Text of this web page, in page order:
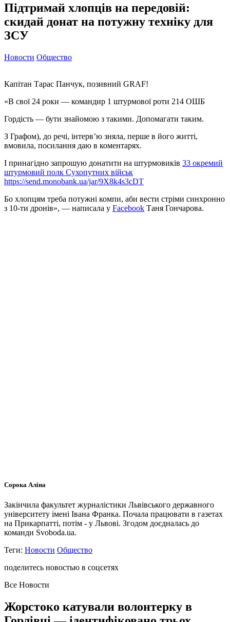
Підтримай хлопців на передовій:
скидай донат на потужну техніку для
ЗСУ
Новости Общество
Капітан Тарас Панчук, позивний GRAF!
«В свої 24 роки — командир 1 штурмової роти 214 ОШБ
Гордість — бути знайомою з такими. Допомагати таким.
З Графом), до речі, інтервʼю зняла, перше в його житті,
вмовила, посилання даю в коментарях.
І принагідно запрошую донатити на штурмовиків 33 окремий
штурмовий полк Сухопутних військ
https://send.monobank.ua/jar/9X8k4s3cDT
Бо хлопцям треба потужні компи, аби вести стріми синхронно
з 10-ти дронів», — написала у Facebook Таня Гончарова.
Сорока Аліна
Закінчила факультет журналістики Львівського державного
університету імені Івана Франка. Почала працювати в газетах
на Прикарпатті, потім - у Львові. Згодом доєдналась до
команди Svoboda.ua.
Теги: Новости Общество
поделитесь новостью в соцсетях
Все Новости
Жорстоко катували волонтерку в